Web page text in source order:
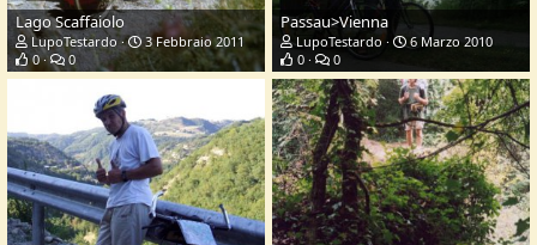
Lago Scaffaiolo
LupoTestardo
3 Febbraio 2011
0
0
Passau>Vienna
LupoTestardo
6 Marzo 2010
0
0